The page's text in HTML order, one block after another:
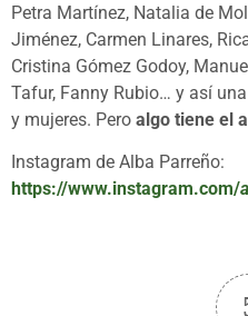
Petra Martínez, Natalia de
Jiménez, Carmen Linares,
Cristina Gómez Godoy,
Tafur, Fanny Rubio… y así
y mujeres. Pero algo tiene el
Instagram de Alba Parreño:
https://www.instagram.com/